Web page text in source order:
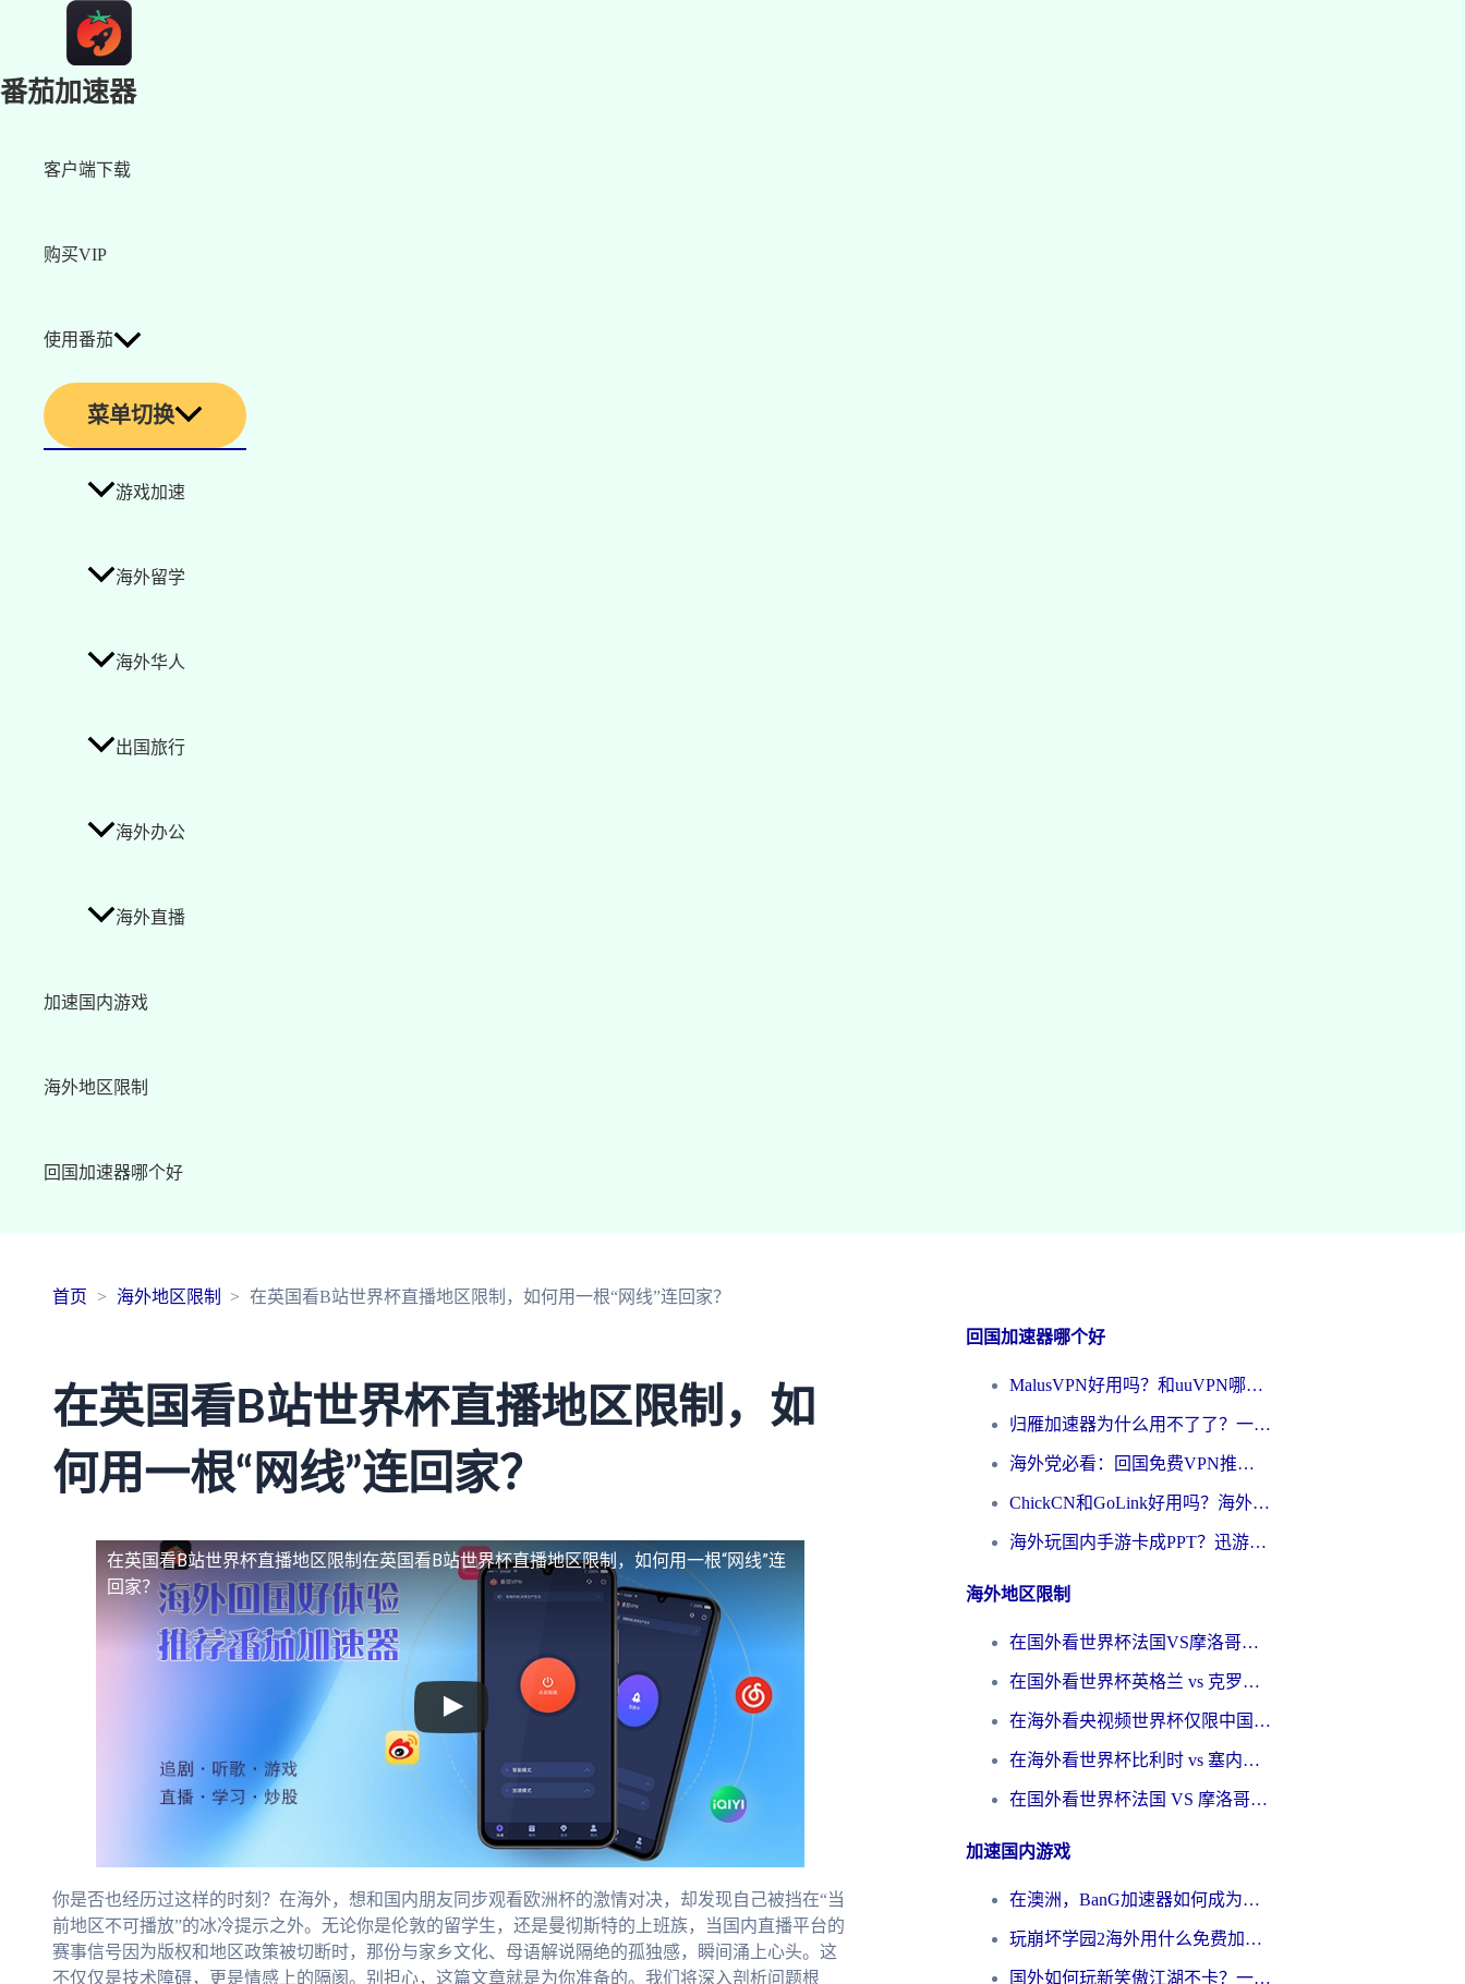
番茄加速器
客户端下载
购买VIP
使用番茄
菜单切换
游戏加速
海外留学
海外华人
出国旅行
海外办公
海外直播
加速国内游戏
海外地区限制
回国加速器哪个好
首页 海外地区限制 在英国看B站世界杯直播地区限制，如何用一根“网线”连回家？
在英国看B站世界杯直播地区限制，如
何用一根“网线”连回家？
在英国看B站世界杯直播地区限制 在英国看B站世界杯直播地区限制，如何用一根“网线”连
回家？
你是否也经历过这样的时刻？在海外，想和国内朋友同步观看欧洲杯的激情对决，却发现自己被挡在“当
前地区不可播放”的冰冷提示之外。无论你是伦敦的留学生，还是曼彻斯特的上班族，当国内直播平台的
赛事信号因为版权和地区政策被切断时，那份与家乡文化、母语解说隔绝的孤独感，瞬间涌上心头。这
不仅仅是技术障碍，更是情感上的隔阂。别担心，这篇文章就是为你准备的。我们将深入剖析问题根
回国加速器哪个好
MalusVPN好用吗？和uuVPN哪个好？海外党无缝访问国内资源的真实对比与选择指南
归雁加速器为什么用不了了？一位海外游子的真实困惑与技术解答
海外党必看：回国免费VPN推荐？别踩坑！教你选对加速器无缝刷国内资源
ChickCN和GoLink好用吗？海外党如何选对回国加速器
海外玩国内手游卡成PPT？迅游和奇游手游哪个好？一篇讲透回国加速器怎么选
海外地区限制
在国外看世界杯法国VS摩洛哥地区限制？这篇指南让你流畅看中文解说无压力
在国外看世界杯英格兰 vs 克罗地亚当前地区不可播放？这篇指南帮你搞定所有海外观赛难题
在海外看央视频世界杯仅限中国大陆？这篇指南帮你解锁中文解说+无卡顿直播
在海外看世界杯比利时 vs 塞内加尔仅限中国大陆？我找到了最流畅的中文解说之路
在国外看世界杯法国 VS 摩洛哥仅限中国大陆？海外党这样看中文解说赛事不卡顿
加速国内游戏
在澳洲，BanG加速器如何成为你国服游戏的“时光机”？
玩崩坏学园2海外用什么免费加速器好？2026海外党亲测国服游戏加速指南
国外如何玩新笑傲江湖不卡？一份给海外游子的终极网络指南